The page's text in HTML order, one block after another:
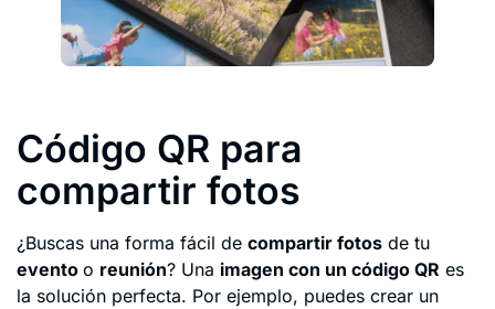
Código QR para
compartir fotos
¿Buscas una forma fácil de compartir fotos de tu
evento o reunión? Una imagen con un código QR es
la solución perfecta. Por ejemplo, puedes crear un